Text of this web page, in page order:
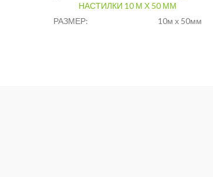
НАСТИЛКИ 10 М Х 50 ММ
РАЗМЕР:
10м х 50мм